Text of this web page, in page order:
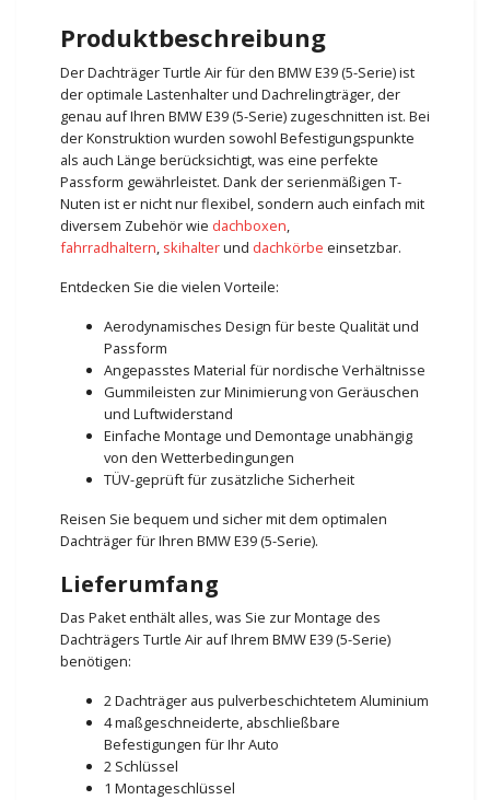
Produktbeschreibung
Der Dachträger Turtle Air für den BMW E39 (5-Serie) ist
der optimale Lastenhalter und Dachrelingträger, der
genau auf Ihren BMW E39 (5-Serie) zugeschnitten ist. Bei
der Konstruktion wurden sowohl Befestigungspunkte
als auch Länge berücksichtigt, was eine perfekte
Passform gewährleistet. Dank der serienmäßigen T-
Nuten ist er nicht nur flexibel, sondern auch einfach mit
diversem Zubehör wie dachboxen,
fahrradhaltern, skihalterund dachkörbe einsetzbar.
Entdecken Sie die vielen Vorteile:
Aerodynamisches Design für beste Qualität und
Passform
Angepasstes Material für nordische Verhältnisse
Gummileisten zur Minimierung von Geräuschen
und Luftwiderstand
Einfache Montage und Demontage unabhängig
von den Wetterbedingungen
TÜV-geprüft für zusätzliche Sicherheit
Reisen Sie bequem und sicher mit dem optimalen
Dachträger für Ihren BMW E39 (5-Serie).
Lieferumfang
Das Paket enthält alles, was Sie zur Montage des
Dachträgers Turtle Air auf Ihrem BMW E39 (5-Serie)
benötigen:
2 Dachträger aus pulverbeschichtetem Aluminium
4 maßgeschneiderte, abschließbare
Befestigungen für Ihr Auto
2 Schlüssel
1 Montageschlüssel